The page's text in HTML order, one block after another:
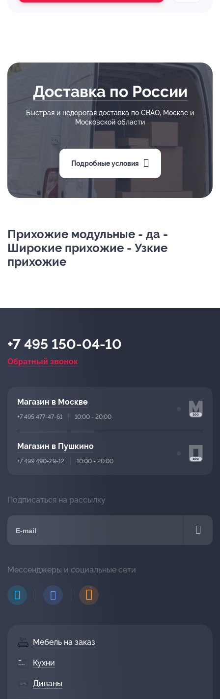
Доставка по России
Быстрая и недорогая доставка по СВАО, Москве и
Московской области
Подробные условия
Прихожие модульные - да -
Широкие прихожие - Узкие
прихожие
Мебель на заказ
Кухни
Диваны
+7 495 150-04-10
Обратный звонок
Магазин в Москве
+7 495 477-47-61 10:00 - 20:00
Магазин в Пушкино
+7 499 490-29-12 10:00 - 20:00
Подписаться на рассылку
Мессенджеры и социальные сети